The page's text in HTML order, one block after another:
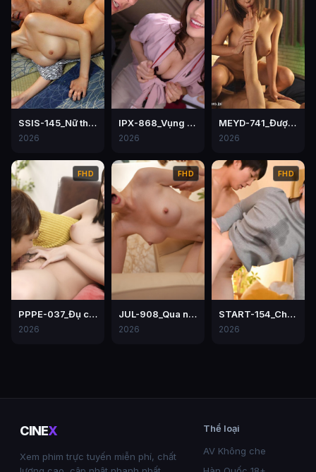
SSIS-145_Nữ thư ký bị chịch tơi tả trong một lần đi công tác với sếp
2026
IPX-868_Vụng trộm nơi công sở – Momo Sakura
2026
MEYD-741_Được cô đồng nghiệp bú cu mỗi ngày vì chồng lạnh nhạt
2026
FHD
PPPE-037_Đụ chị của người yêu – Hiyori Yoshioka
2026
FHD
JUL-908_Qua nhà bạn thân chơi, thanh niên chơi mẹ của bạn
2026
FHD
START-154_Chuyện tình hoa anh đào Satsuki Nao
2026
CINEX
Xem phim trực tuyến miễn phí, chất
Thể loại
AV Không che